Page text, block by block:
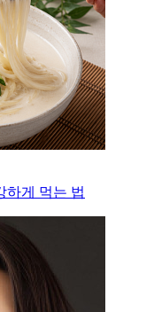
하게 먹는 법